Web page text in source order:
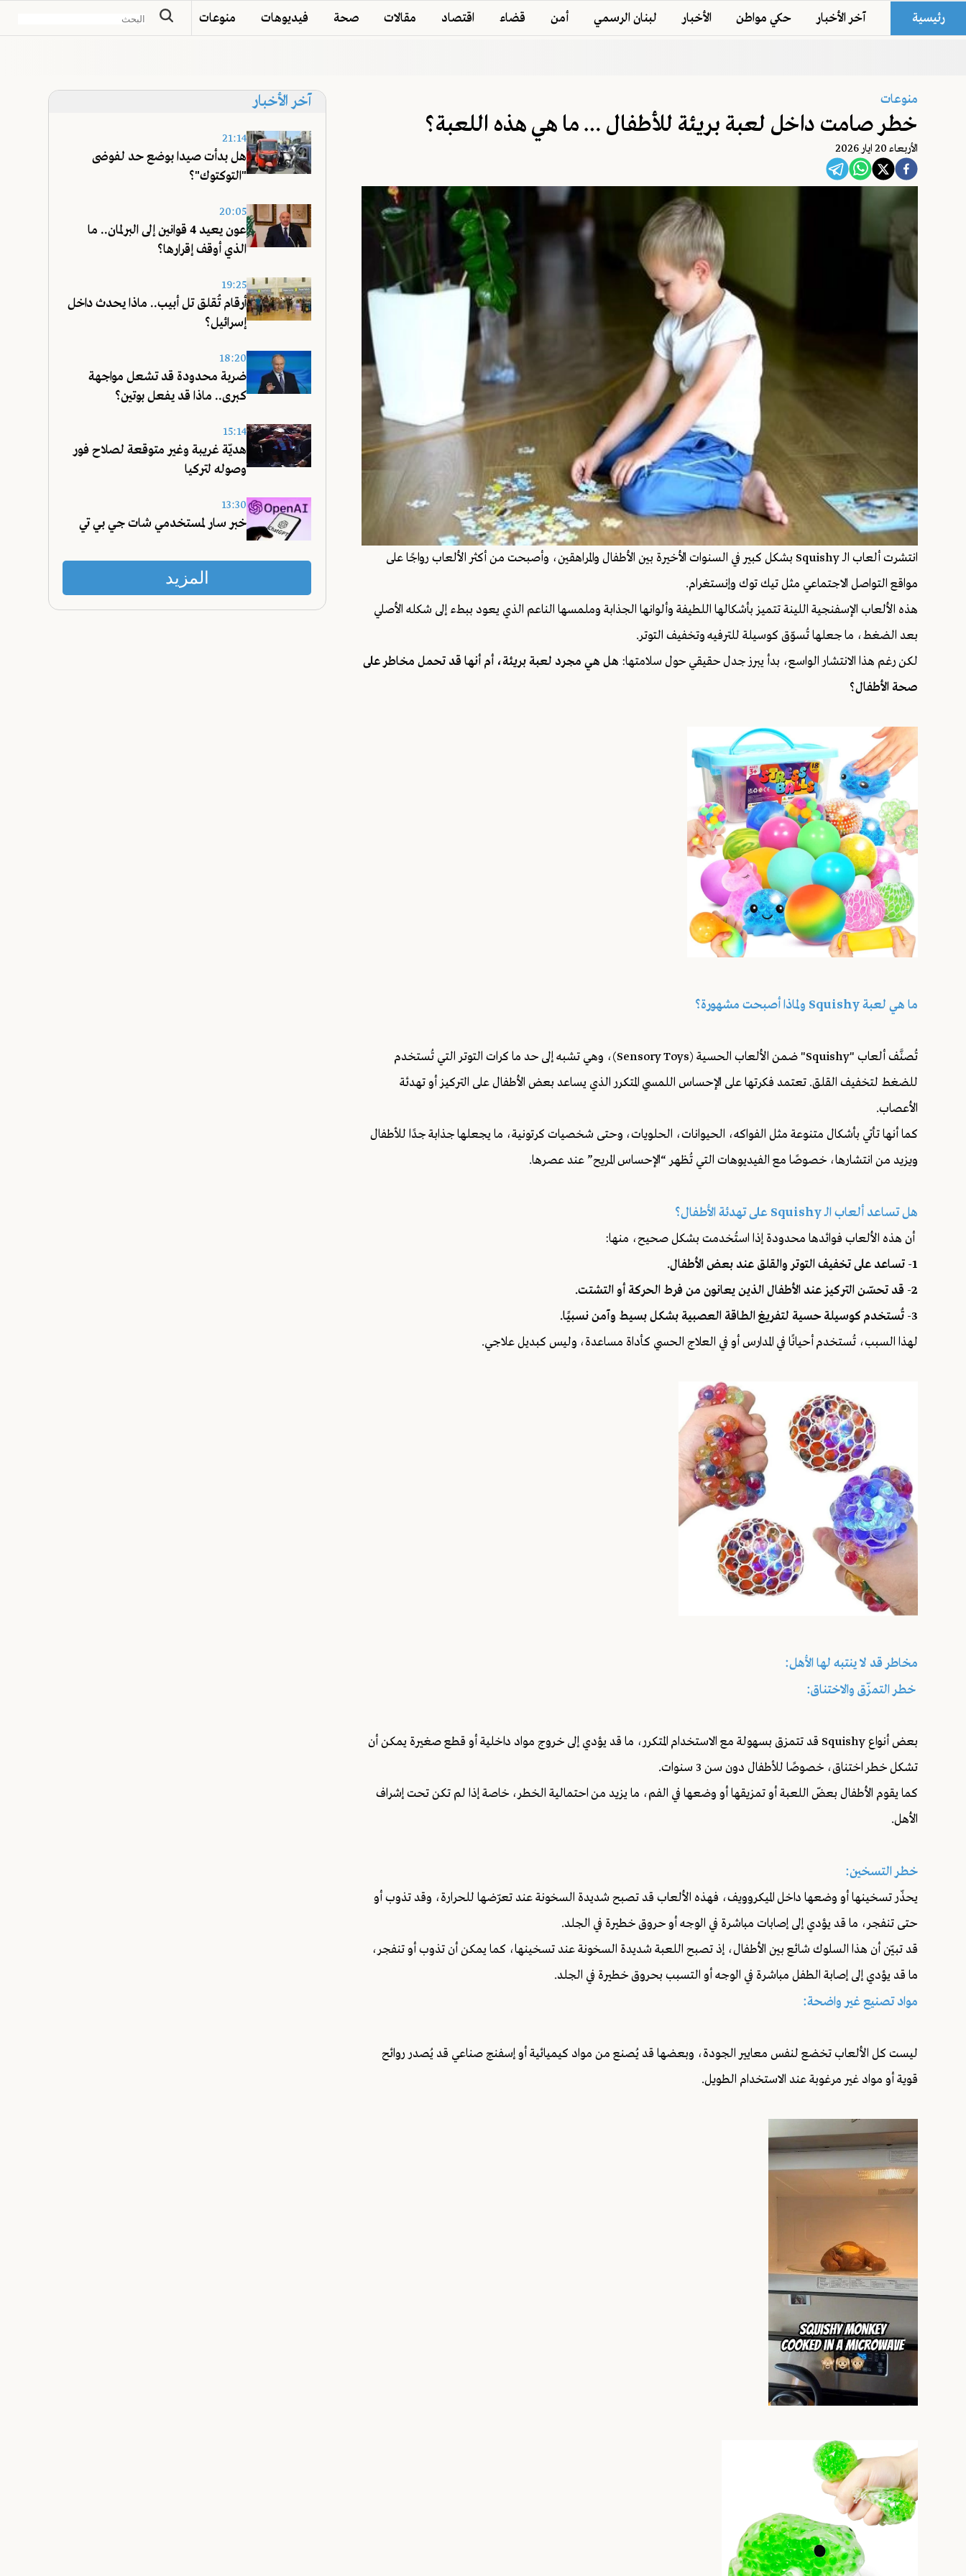
رئيسية آخر الأخبار حكي مواطن الأخبار لبنان الرسمي أمن قضاء اقتصاد مقالات صحة فيديوهات منوعات
منوعات
خطر صامت داخل لعبة بريئة للأطفال … ما هي هذه اللعبة؟
اﻷربعاء 20 ايار 2026
انتشرت ألعاب الـ Squishy بشكل كبير في السنوات الأخيرة بين الأطفال والمراهقين، وأصبحت من أكثر الألعاب رواجًا على
مواقع التواصل الاجتماعي مثل تيك توك وإنستغرام.
هذه الألعاب الإسفنجية اللينة تتميز بأشكالها اللطيفة وألوانها الجذابة وملمسها الناعم الذي يعود ببطء إلى شكله الأصلي
بعد الضغط، ما جعلها تُسوّق كوسيلة للترفيه وتخفيف التوتر.
لكن رغم هذا الانتشار الواسع، بدأ يبرز جدل حقيقي حول سلامتها: هل هي مجرد لعبة بريئة، أم أنها قد تحمل مخاطر على
صحة الأطفال؟
ما هي لعبة Squishy ولماذا أصبحت مشهورة؟
تُصنَّف ألعاب "Squishy" ضمن الألعاب الحسية (Sensory Toys)، وهي تشبه إلى حد ما كرات التوتر التي تُستخدم
للضغط لتخفيف القلق. تعتمد فكرتها على الإحساس اللمسي المتكرر الذي يساعد بعض الأطفال على التركيز أو تهدئة
الأعصاب.
كما أنها تأتي بأشكال متنوعة مثل الفواكه، الحيوانات، الحلويات، وحتى شخصيات كرتونية، ما يجعلها جذابة جدًا للأطفال
ويزيد من انتشارها، خصوصًا مع الفيديوهات التي تُظهر “الإحساس المريح” عند عصرها.
هل تساعد ألعاب الـ Squishy على تهدئة الأطفال؟
أن هذه الألعاب فوائدها محدودة إذا استُخدمت بشكل صحيح، منها:
1- تساعد على تخفيف التوتر والقلق عند بعض الأطفال.
2- قد تحسّن التركيز عند الأطفال الذين يعانون من فرط الحركة أو التشتت.
3- تُستخدم كوسيلة حسية لتفريغ الطاقة العصبية بشكل بسيط وآمن نسبيًا.
لهذا السبب، تُستخدم أحيانًا في المدارس أو في العلاج الحسي كأداة مساعدة، وليس كبديل علاجي.
مخاطر قد لا ينتبه لها الأهل:
خطر التمزّق والاختناق:
بعض أنواع Squishy قد تتمزق بسهولة مع الاستخدام المتكرر، ما قد يؤدي إلى خروج مواد داخلية أو قطع صغيرة يمكن أن
تشكل خطر اختناق، خصوصًا للأطفال دون سن 3 سنوات.
كما يقوم الأطفال بعضّ اللعبة أو تمزيقها أو وضعها في الفم، ما يزيد من احتمالية الخطر، خاصة إذا لم تكن تحت إشراف
الأهل.
خطر التسخين:
يحذّر تسخينها أو وضعها داخل الميكروويف، فهذه الألعاب قد تصبح شديدة السخونة عند تعرّضها للحرارة، وقد تذوب أو
حتى تنفجر، ما قد يؤدي إلى إصابات مباشرة في الوجه أو حروق خطيرة في الجلد.
قد تبيّن أن هذا السلوك شائع بين الأطفال، إذ تصبح اللعبة شديدة السخونة عند تسخينها، كما يمكن أن تذوب أو تنفجر،
ما قد يؤدي إلى إصابة الطفل مباشرة في الوجه أو التسبب بحروق خطيرة في الجلد.
مواد تصنيع غير واضحة:
ليست كل الألعاب تخضع لنفس معايير الجودة، وبعضها قد يُصنع من مواد كيميائية أو إسفنج صناعي قد يُصدر روائح
قوية أو مواد غير مرغوبة عند الاستخدام الطويل.
آخر الأخبار
21:14
هل بدأت صيدا بوضع حد لفوضى
"التوكتوك"؟
20:05
عون يعيد 4 قوانين إلى البرلمان.. ما
الذي أوقف إقرارها؟
19:25
أرقام تُقلق تل أبيب.. ماذا يحدث داخل
إسرائيل؟
18:20
ضربة محدودة قد تشعل مواجهة
كبرى.. ماذا قد يفعل بوتين؟
15:14
هديّة غريبة وغير متوقعة لصلاح فور
وصوله لتركيا
13:30
خبر سار لمستخدمي شات جي بي تي
المزيد